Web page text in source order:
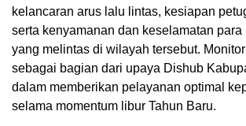
kelancaran arus lalu lintas, kesiapan
serta kenyamanan dan keselamatan
yang melintas di wilayah tersebut.
sebagai bagian dari upaya Dishub
dalam memberikan pelayanan optimal
selama momentum libur Tahun Baru.